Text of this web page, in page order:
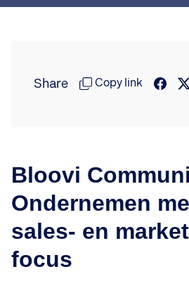
Share Copy link
Bloovi
Ondernemen
sales- en
focus